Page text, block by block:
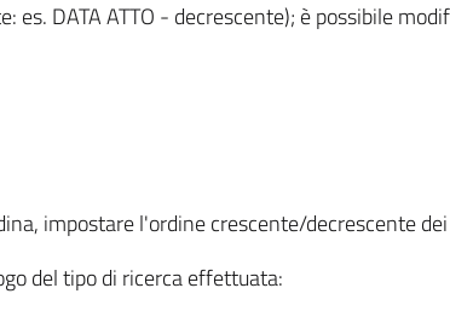
DATA ATTO - decrescente); è possibile
impostare l'ordine crescente/decrescente
del tipo di ricerca effettuata: